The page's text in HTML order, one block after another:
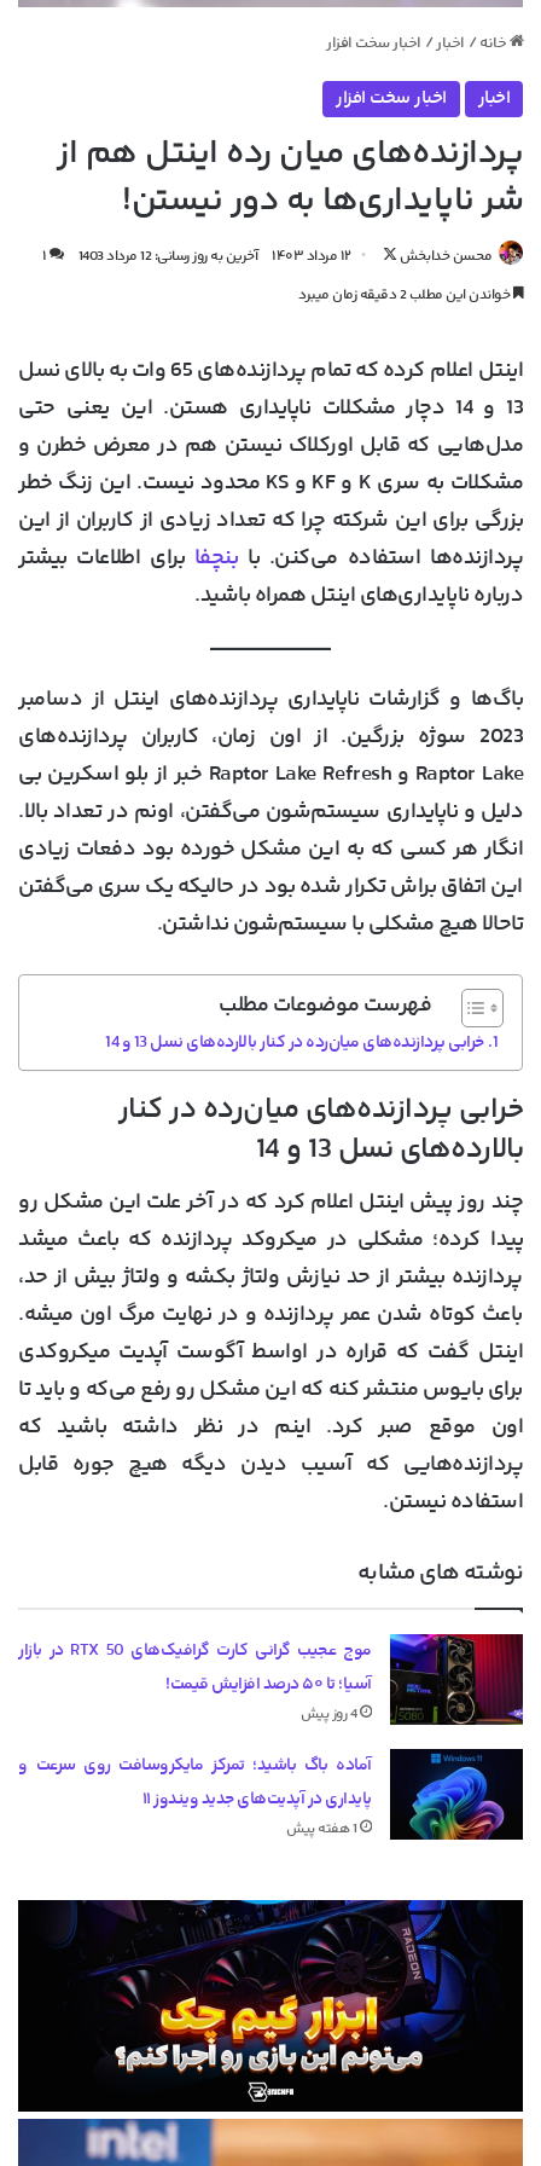
خانه / اخبار / اخبار سخت افزار
اخبار اخبار سخت افزار
پردازنده‌های میان رده اینتل هم از
شر ناپایداری‌ها به دور نیستن!
محسن خدابخش
دنبال
کردن
۱۲ مرداد ۱۴۰۳ آخرین به روز رسانی: 12 مرداد 1403
۱
خواندن این مطلب 2 دقیقه زمان میبرد
اینتل اعلام کرده که تمام پردازنده‌های 65 وات به بالای نسل
13 و 14 دچار مشکلات ناپایداری هستن. این یعنی حتی
مدل‌هایی که قابل اورکلاک نیستن هم در معرض خطرن و
مشکلات به سری K و KF و KS محدود نیست. این زنگ خطر
بزرگی برای این شرکته چرا که تعداد زیادی از کاربران از این
پردازنده‌ها استفاده می‌کنن. با بنچفا برای اطلاعات بیشتر
درباره ناپایداری‌های اینتل همراه باشید.
باگ‌ها و گزارشات ناپایداری پردازنده‌های اینتل از دسامبر
2023 سوژه بزرگین. از اون زمان، کاربران پردازنده‌های
Raptor Lake و Raptor Lake Refresh خبر از بلو اسکرین بی
دلیل و ناپایداری سیستم‌شون می‌گفتن، اونم در تعداد بالا.
انگار هر کسی که به این مشکل خورده بود دفعات زیادی
این اتفاق براش تکرار شده بود در حالیکه یک سری می‌گفتن
تاحالا هیچ مشکلی با سیستم‌شون نداشتن.
فهرست موضوعات مطلب
خرابی پردازنده‌های میان‌رده در کنار بالارده‌های نسل 13 و 14
خرابی پردازنده‌های میان‌رده در کنار
بالارده‌های نسل 13 و 14
چند روز پیش اینتل اعلام کرد که در آخر علت این مشکل رو
پیدا کرده؛ مشکلی در میکروکد پردازنده که باعث میشد
پردازنده بیشتر از حد نیازش ولتاژ بکشه و ولتاژ بیش از حد،
باعث کوتاه شدن عمر پردازنده و در نهایت مرگ اون میشه.
اینتل گفت که قراره در اواسط آگوست آپدیت میکروکدی
برای بایوس منتشر کنه که این مشکل رو رفع می‌که و باید تا
اون موقع صبر کرد. اینم در نظر داشته باشید که
پردازنده‌هایی که آسیب دیدن دیگه هیچ جوره قابل
استفاده نیستن.
نوشته های مشابه
موج عجیب گرانی کارت گرافیک‌های RTX 50 در بازار
آسیا؛ تا ۵۰ درصد افزایش قیمت!
4 روز پیش
آماده باگ باشید؛ تمرکز مایکروسافت روی سرعت و
پایداری در آپدیت‌های جدید ویندوز ۱۱
1 هفته پیش